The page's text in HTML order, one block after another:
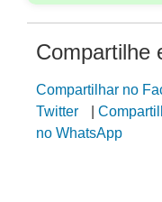
Compartilhe
Compartilhar no
Twitter
no WhatsApp